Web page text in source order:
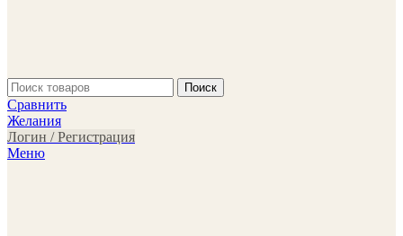
Поиск
Сравнить
Желания
Логин / Регистрация
Меню